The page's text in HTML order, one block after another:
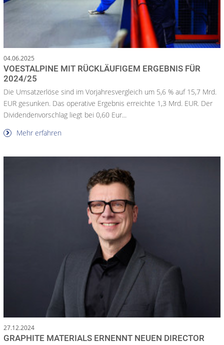
04.06.2025
VOESTALPINE MIT RÜCKLÄUFIGEM ERGEBNIS FÜR
2024/25
Die Umsatzerlöse sind im Vorjahresvergleich um 5,6 % auf 15,7 Mrd.
EUR gesunken. Das operative Ergebnis erreichte 1,3 Mrd. EUR. Der
Dividendenvorschlag liegt bei 0,60 Eur...
Mehr erfahren
27.12.2024
GRAPHITE MATERIALS ERNENNT NEUEN DIRECTOR